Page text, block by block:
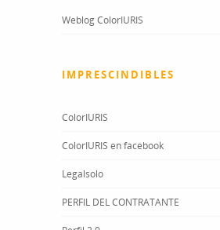
Weblog ColorIURIS
IMPRESCINDIBLES
ColorIURIS
ColorIURIS en facebook
Legalsolo
PERFIL DEL CONTRATANTE